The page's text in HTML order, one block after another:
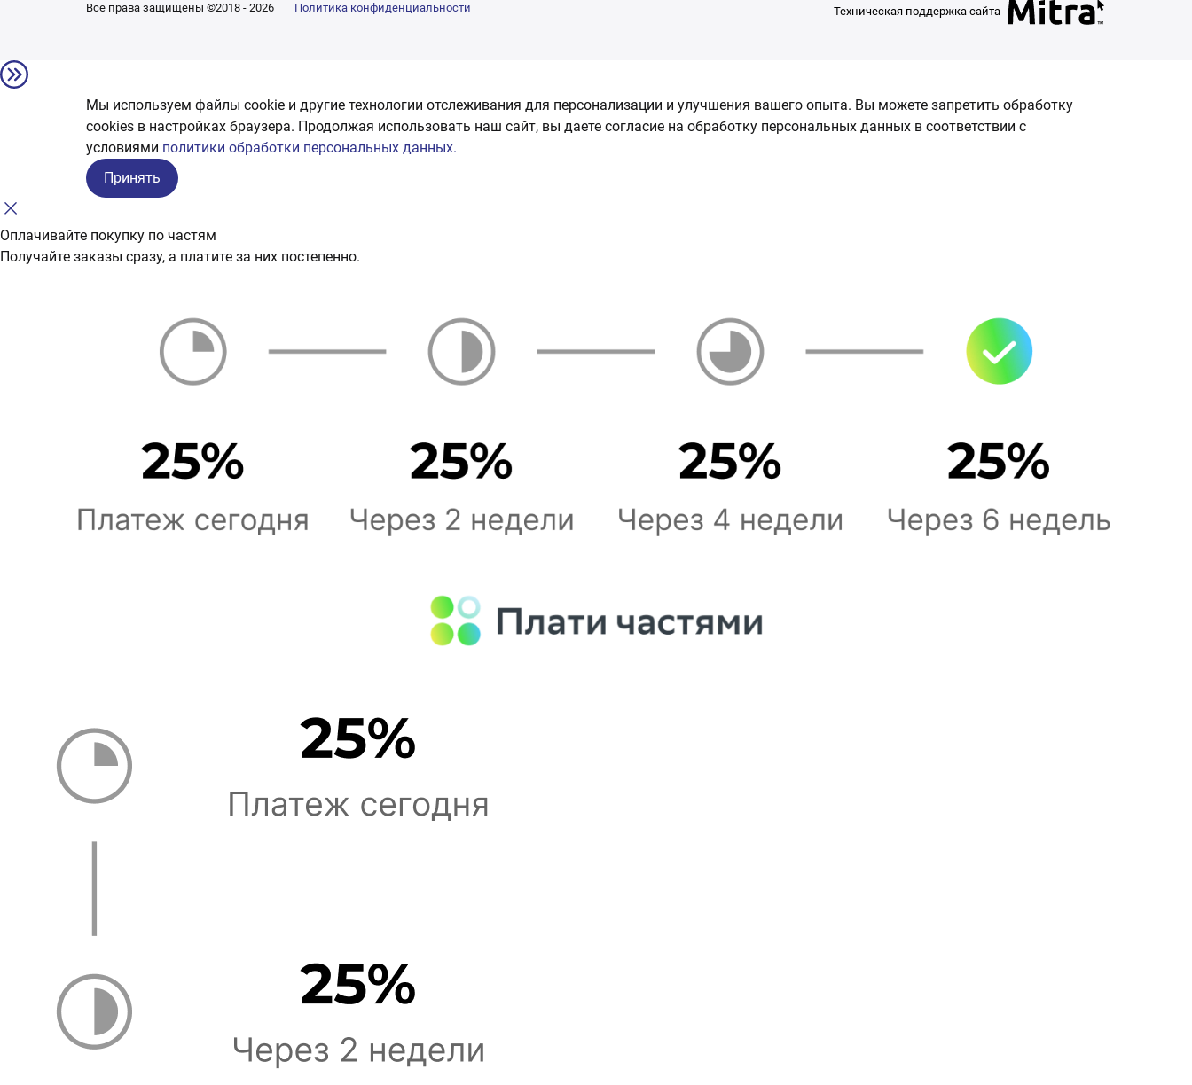
Все права защищены ©2018 - 2026 Политика конфиденциальности Техническая поддержка сайта
Мы используем файлы cookie и другие технологии отслеживания для персонализации и улучшения вашего опыта. Вы можете запретить обработку
сookies в настройках браузера. Продолжая использовать наш сайт, вы даете согласие на обработку персональных данных в соответствии с
условиями политики обработки персональных данных.
Принять
Оплачивайте покупку по частям
Получайте заказы сразу, а платите за них постепенно.